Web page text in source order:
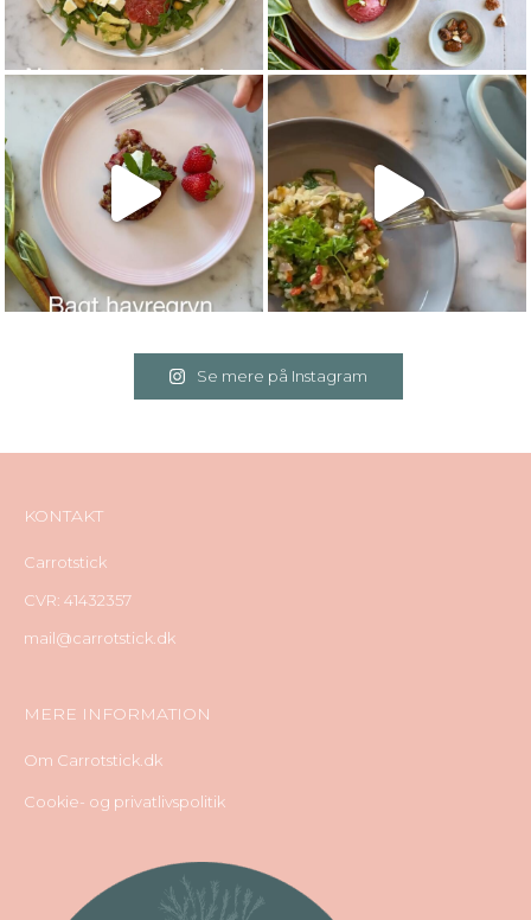
Se mere på Instagram
KONTAKT
Carrotstick
CVR: 41432357
mail@carrotstick.dk
MERE INFORMATION
Om Carrotstick.dk
Cookie- og privatlivspolitik